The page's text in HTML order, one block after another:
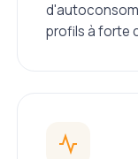
profils à forte